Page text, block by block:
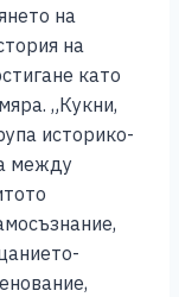
на
на
като
„Кукни,
историко-
между